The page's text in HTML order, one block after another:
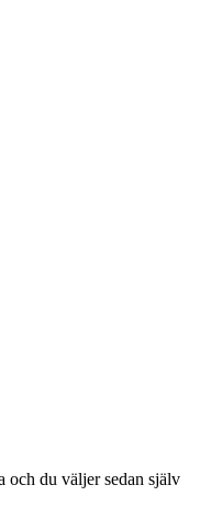
och du väljer sedan själv